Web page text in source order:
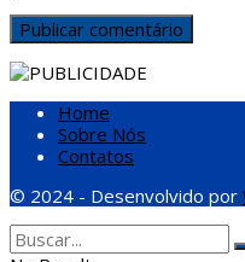
Home
Sobre Nós
Contatos
© 2024 - Desenvolvido por